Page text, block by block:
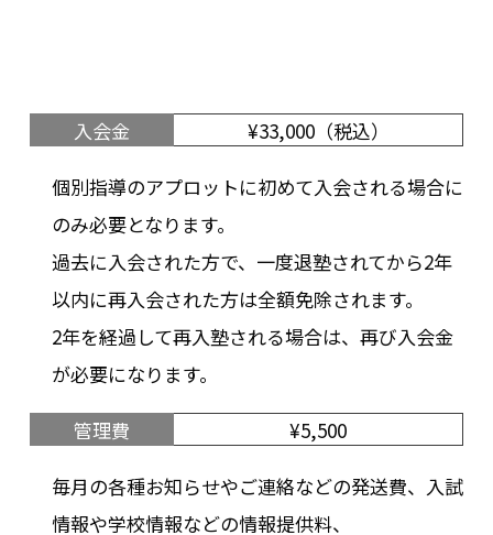
入会金 ¥33,000（税込）
個別指導のアプロットに初めて入会される場合に
のみ必要となります。
過去に入会された方で、一度退塾されてから2年
以内に再入会された方は全額免除されます。
2年を経過して再入塾される場合は、再び入会金
が必要になります。
管理費 ¥5,500
毎月の各種お知らせやご連絡などの発送費、入試
情報や学校情報などの情報提供料、